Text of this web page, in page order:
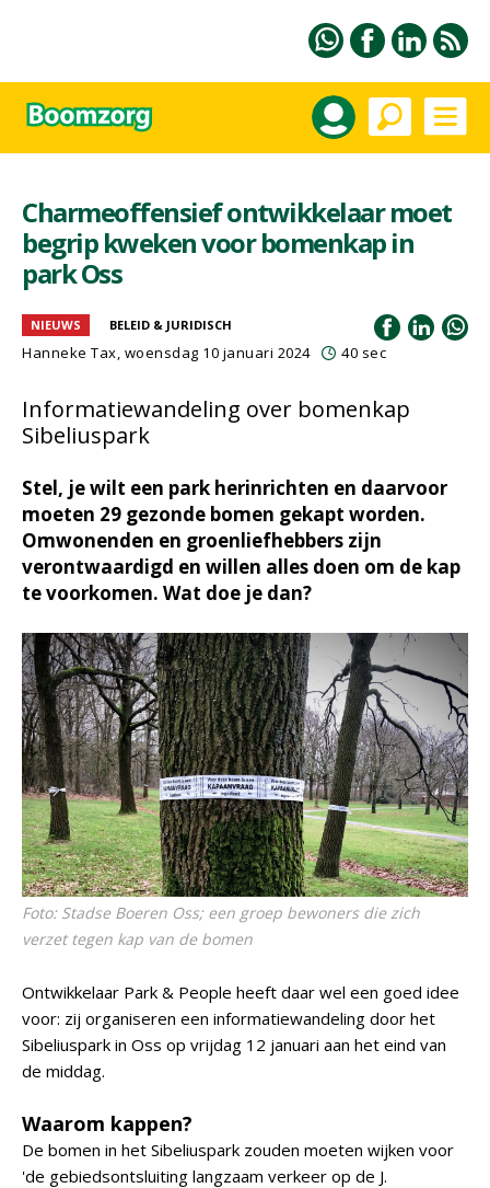
Charmeoffensief ontwikkelaar moet
begrip kweken voor bomenkap in
park Oss
NIEUWS BELEID & JURIDISCH
Hanneke Tax, woensdag 10 januari 2024 40 sec
Informatiewandeling over bomenkap
Sibeliuspark
Stel, je wilt een park herinrichten en daarvoor
moeten 29 gezonde bomen gekapt worden.
Omwonenden en groenliefhebbers zijn
verontwaardigd en willen alles doen om de kap
te voorkomen. Wat doe je dan?
Foto: Stadse Boeren Oss; een groep bewoners die zich
verzet tegen kap van de bomen
Ontwikkelaar Park & People heeft daar wel een goed idee
voor: zij organiseren een informatiewandeling door het
Sibeliuspark in Oss op vrijdag 12 januari aan het eind van
de middag.
Waarom kappen?
De bomen in het Sibeliuspark zouden moeten wijken voor
'de gebiedsontsluiting langzaam verkeer op de J.